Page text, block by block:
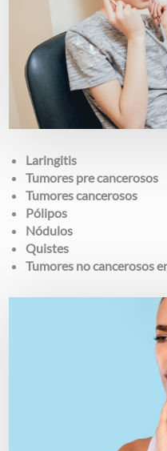
Laringitis
Tumores pre cancerosos
Tumores cancerosos
Pólipos
Nódulos
Quistes
Tumores no cancerosos